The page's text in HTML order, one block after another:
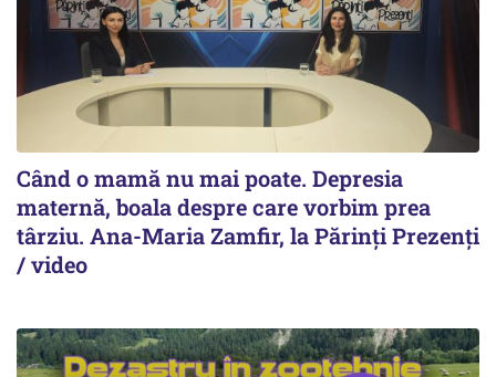
Când o mamă nu mai poate. Depresia
maternă, boala despre care vorbim prea
târziu. Ana-Maria Zamfir, la Părinți Prezenți
/ video